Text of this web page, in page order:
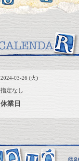
2024-03-26 (火)
指定なし
休業日